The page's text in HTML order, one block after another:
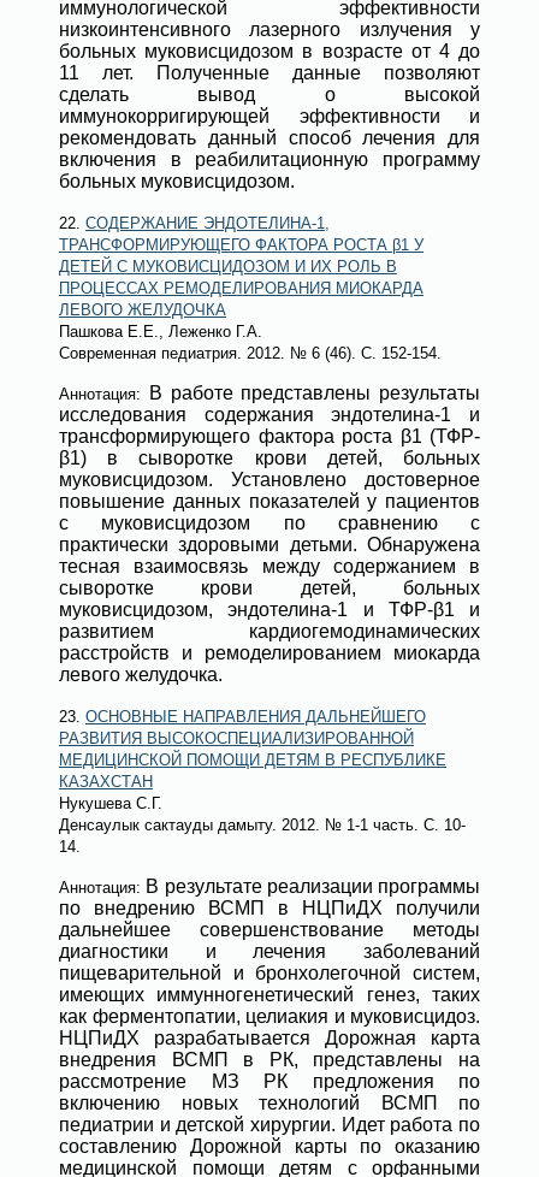
иммунологической эффективности
низкоинтенсивного лазерного излучения у
больных муковисцидозом в возрасте от 4 до
11 лет. Полученные данные позволяют
сделать вывод о высокой
иммунокорригирующей эффективности и
рекомендовать данный способ лечения для
включения в реабилитационную программу
больных муковисцидозом.
22. СОДЕРЖАНИЕ ЭНДОТЕЛИНА-1,
ТРАНСФОРМИРУЮЩЕГО ФАКТОРА РОСТА β1 У
ДЕТЕЙ С МУКОВИСЦИДОЗОМ И ИХ РОЛЬ В
ПРОЦЕССАХ РЕМОДЕЛИРОВАНИЯ МИОКАРДА
ЛЕВОГО ЖЕЛУДОЧКА
Пашкова Е.Е., Леженко Г.А.
Современная педиатрия . 2012. № 6 (46) . С. 152-154.
Аннотация:
В работе представлены результаты
исследования содержания эндотелина-1 и
трансформирующего фактора роста β1 (ТФР-
β1) в сыворотке крови детей, больных
муковисцидозом. Установлено достоверное
повышение данных показателей у пациентов
с муковисцидозом по сравнению с
практически здоровыми детьми. Обнаружена
тесная взаимосвязь между содержанием в
сыворотке крови детей, больных
муковисцидозом, эндотелина-1 и ТФР-β1 и
развитием кардиогемодинамических
расстройств и ремоделированием миокарда
левого желудочка.
23. ОСНОВНЫЕ НАПРАВЛЕНИЯ ДАЛЬНЕЙШЕГО
РАЗВИТИЯ ВЫСОКОСПЕЦИАЛИЗИРОВАННОЙ
МЕДИЦИНСКОЙ ПОМОЩИ ДЕТЯМ В РЕСПУБЛИКЕ
КАЗАХСТАН
Нукушева С.Г.
Денсаулык сактауды дамыту. 2012. № 1-1 часть . С. 10-
14.
Аннотация: В результате реализации программы
по внедрению ВСМП в НЦПиДХ получили
дальнейшее совершенствование методы
диагностики и лечения заболеваний
пищеварительной и бронхолегочной систем,
имеющих иммунногенетический генез, таких
как ферментопатии, целиакия и муковисцидоз.
НЦПиДХ разрабатывается Дорожная карта
внедрения ВСМП в РК, представлены на
рассмотрение МЗ РК предложения по
включению новых технологий ВСМП по
педиатрии и детской хирургии. Идет работа по
составлению Дорожной карты по оказанию
медицинской помощи детям с орфанными